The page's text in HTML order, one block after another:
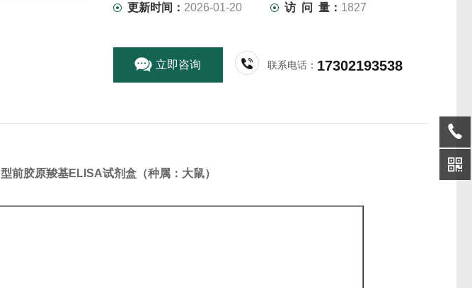
更新时间： 2026-01-20 访 问 量： 1827
立即咨询 联系电话： 17302193538
Ⅰ型前胶原羧基ELISA试剂盒（种属：大鼠）